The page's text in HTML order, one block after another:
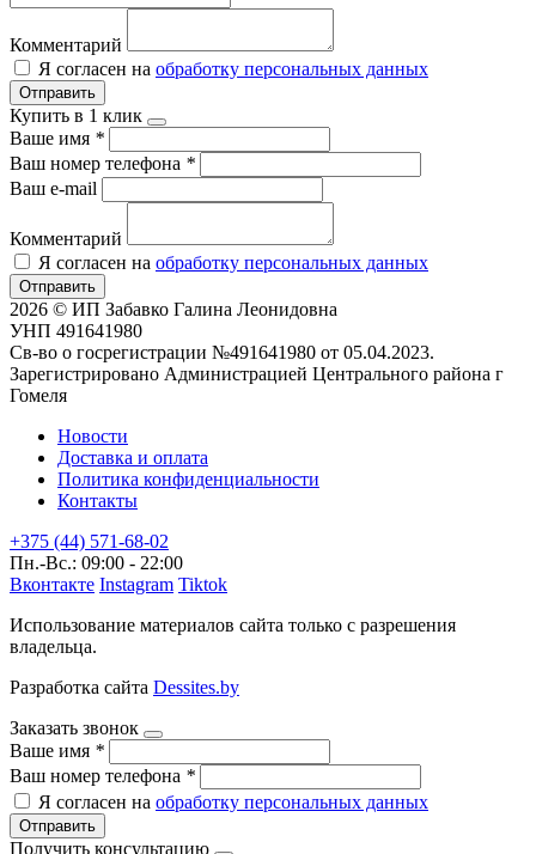
Комментарий
Я согласен на обработку персональных данных
Отправить
Купить в 1 клик
Ваше имя *
Ваш номер телефона *
Ваш e-mail
Комментарий
Я согласен на обработку персональных данных
Отправить
2026 © ИП Забавко Галина Леонидовна
УНП 491641980
Св-во о госрегистрации №491641980 от 05.04.2023.
Зарегистрировано Администрацией Центрального района г
Гомеля
Новости
Доставка и оплата
Политика конфиденциальности
Контакты
+375 (44) 571-68-02
Пн.-Вс.: 09:00 - 22:00
Вконтакте Instagram Tiktok
Использование материалов сайта только с разрешения
владельца.
Разработка сайта Dessites.by
Заказать звонок
Ваше имя *
Ваш номер телефона *
Я согласен на обработку персональных данных
Отправить
Получить консультацию